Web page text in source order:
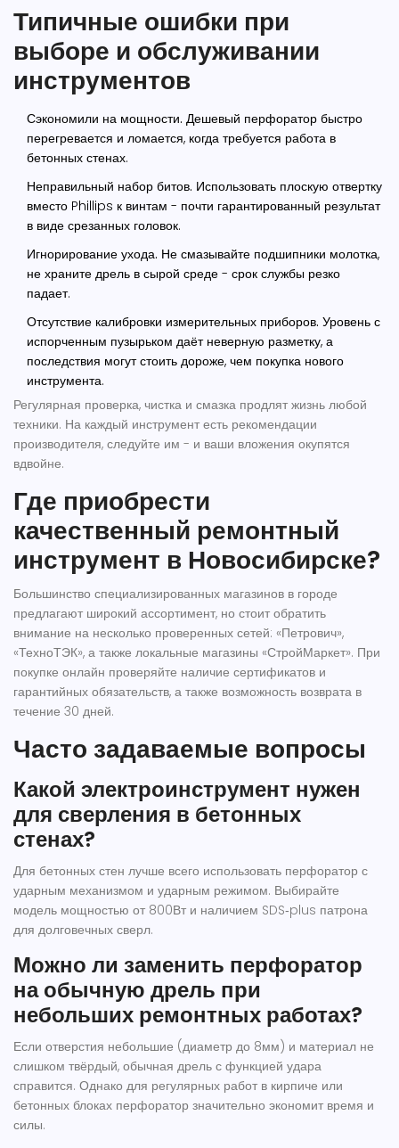
Типичные ошибки при
выборе и обслуживании
инструментов
Сэкономили на мощности. Дешевый перфоратор быстро
перегревается и ломается, когда требуется работа в
бетонных стенах.
Неправильный набор битов. Использовать плоскую отвертку
вместо Phillips к винтам - почти гарантированный результат
в виде срезанных головок.
Игнорирование ухода. Не смазывайте подшипники молотка,
не храните дрель в сырой среде - срок службы резко
падает.
Отсутствие калибровки измерительных приборов. Уровень с
испорченным пузырьком даёт неверную разметку, а
последствия могут стоить дороже, чем покупка нового
инструмента.
Регулярная проверка, чистка и смазка продлят жизнь любой
техники. На каждый инструмент есть рекомендации
производителя, следуйте им - и ваши вложения окупятся
вдвойне.
Где приобрести
качественный ремонтный
инструмент в Новосибирске?
Большинство специализированных магазинов в городе
предлагают широкий ассортимент, но стоит обратить
внимание на несколько проверенных сетей: «Петрович»,
«ТехноТЭК», а также локальные магазины «СтройМаркет». При
покупке онлайн проверяйте наличие сертификатов и
гарантийных обязательств, а также возможность возврата в
течение 30 дней.
Часто задаваемые вопросы
Какой электроинструмент нужен
для сверления в бетонных
стенах?
Для бетонных стен лучше всего использовать перфоратор с
ударным механизмом и ударным режимом. Выбирайте
модель мощностью от 800Вт и наличием SDS‑plus патрона
для долговечных сверл.
Можно ли заменить перфоратор
на обычную дрель при
небольших ремонтных работах?
Если отверстия небольшие (диаметр до 8мм) и материал не
слишком твёрдый, обычная дрель с функцией удара
справится. Однако для регулярных работ в кирпиче или
бетонных блоках перфоратор значительно экономит время и
силы.